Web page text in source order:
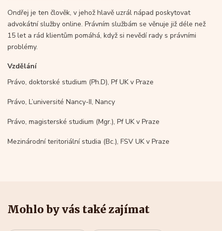
Ondřej je ten člověk, v jehož hlavě uzrál nápad poskytovat
advokátní služby online. Právním službám se věnuje již déle než
15 let a rád klientům pomáhá, když si nevědí rady s právními
problémy.
Vzdělání
Právo, doktorské studium (Ph.D), Pf UK v Praze
Právo, L’université Nancy-II, Nancy
Právo, magisterské studium (Mgr.), Pf UK v Praze
Mezinárodní teritoriální studia (Bc.), FSV UK v Praze
Mohlo by vás také zajímat